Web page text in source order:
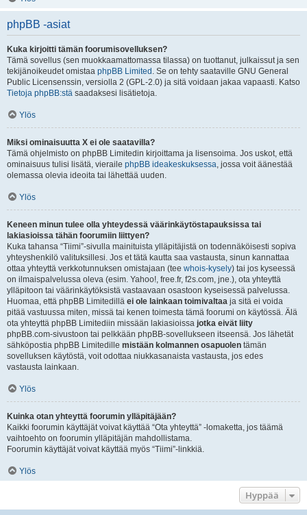
phpBB -asiat
Kuka kirjoitti tämän foorumisovelluksen?
Tämä sovellus (sen muokkaamattomassa tilassa) on tuottanut, julkaissut ja sen
tekijänoikeudet omistaa phpBB Limited . Se on tehty saataville GNU General
Public Licensenssin, versiolla 2 (GPL-2.0) ja sitä voidaan jakaa vapaasti. Katso
Tietoja phpBB:stä saadaksesi lisätietoja.
Ylös
Miksi ominaisuutta X ei ole saatavilla?
Tämä ohjelmisto on phpBB Limitedin kirjoittama ja lisensoima. Jos uskot, että
ominaisuus tulisi lisätä, vieraile phpBB ideakeskuksessa, jossa voit äänestää
olemassa olevia ideoita tai lähettää uuden.
Ylös
Keneen minun tulee olla yhteydessä väärinkäytöstapauksissa tai
lakiasioissa tähän foorumiin liittyen?
Kuka tahansa “Tiimi”-sivulla mainituista ylläpitäjistä on todennäköisesti sopiva
yhteyshenkilö valituksillesi. Jos et tätä kautta saa vastausta, sinun kannattaa
ottaa yhteyttä verkkotunnuksen omistajaan (tee whois-kysely) tai jos kyseessä
on ilmaispalvelussa oleva (esim. Yahoo!, free.fr, f2s.com, jne.), ota yhteyttä
ylläpitoon tai väärinkäytöksistä vastaavaan osastoon kyseisessä palvelussa.
Huomaa, että phpBB Limitedillä ei ole lainkaan toimivaltaa ja sitä ei voida
pitää vastuussa miten, missä tai kenen toimesta tämä foorumi on käytössä. Älä
ota yhteyttä phpBB Limitediin missään lakiasioissa jotka eivät liity
phpBB.com-sivustoon tai pelkkään phpBB-sovellukseen itseensä. Jos lähetät
sähköpostia phpBB Limitedille mistään kolmannen osapuolen tämän
sovelluksen käytöstä, voit odottaa niukkasanaista vastausta, jos edes
vastausta lainkaan.
Ylös
Kuinka otan yhteyttä foorumin ylläpitäjään?
Kaikki foorumin käyttäjät voivat käyttää “Ota yhteyttä” -lomaketta, jos täämä
vaihtoehto on foorumin ylläpitäjän mahdollistama.
Foorumin käyttäjät voivat käyttää myös “Tiimi”-linkkiä.
Ylös
Hyppää